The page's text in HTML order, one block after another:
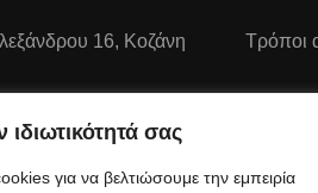
ιδιωτικότητά σας
για να βελτιώσουμε την εμπειρία
16, Κοζάνη Τρόποι